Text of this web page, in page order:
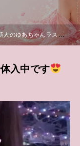
人のゆあちゃんラストまで体入中です
入中です